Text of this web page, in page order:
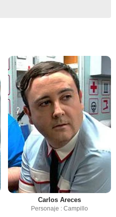
Carlos Areces
Personaje : Campillo